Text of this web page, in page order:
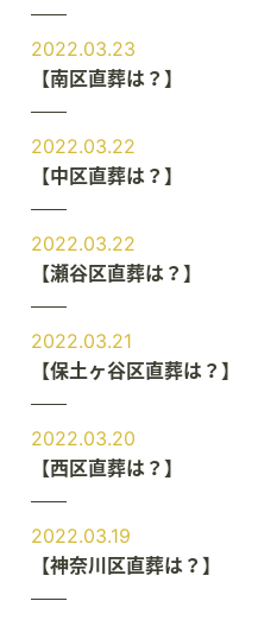
2022.03.23
【南区直葬は？】
2022.03.22
【中区直葬は？】
2022.03.22
【瀬谷区直葬は？】
2022.03.21
【保土ヶ谷区直葬は？】
2022.03.20
【西区直葬は？】
2022.03.19
【神奈川区直葬は？】